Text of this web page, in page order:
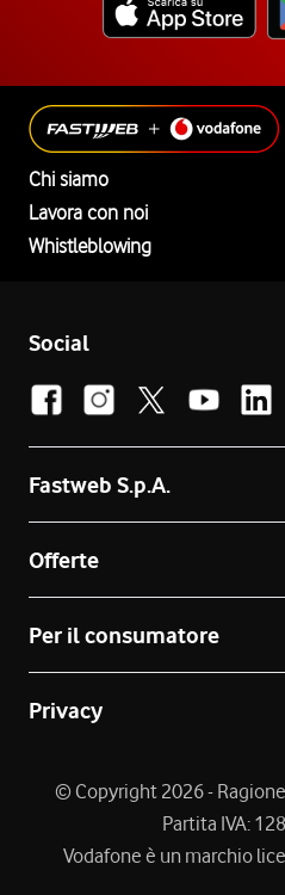
Chi siamo
Lavora con noi
Whistleblowing
Social
Fastweb S.p.A.
Offerte
Per il consumatore
Privacy
© Copyright 2026 - Ragione
Partita IVA:
Vodafone è un marchio